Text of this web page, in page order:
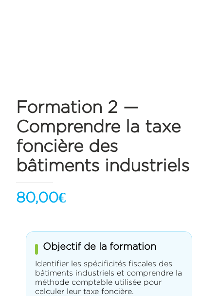
Formation 2 —
Comprendre la taxe
foncière des
bâtiments industriels
80,00€
Objectif de la formation
Identifier les spécificités fiscales des
bâtiments industriels et comprendre la
méthode comptable utilisée pour
calculer leur taxe foncière.